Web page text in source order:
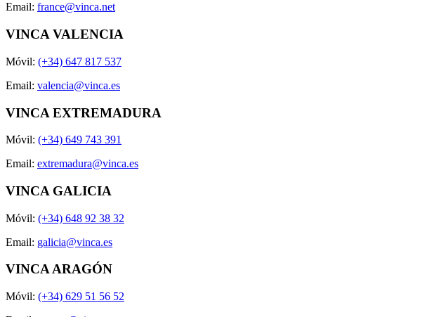
Email: france@vinca.net
VINCA VALENCIA
Móvil: (+34) 647 817 537
Email: valencia@vinca.es
VINCA EXTREMADURA
Móvil: (+34) 649 743 391
Email: extremadura@vinca.es
VINCA GALICIA
Móvil: (+34) 648 92 38 32
Email: galicia@vinca.es
VINCA ARAGÓN
Móvil: (+34) 629 51 56 52